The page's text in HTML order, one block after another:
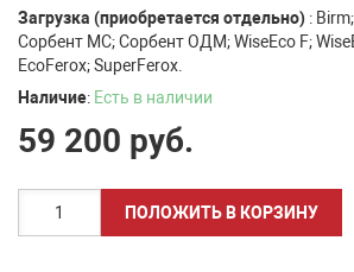
Загрузка (приобретается отдельно) :
Сорбент МС; Сорбент ОДМ; WiseEco F;
EcoFerox; SuperFerox.
Наличие: Есть в наличии
59 200 руб.